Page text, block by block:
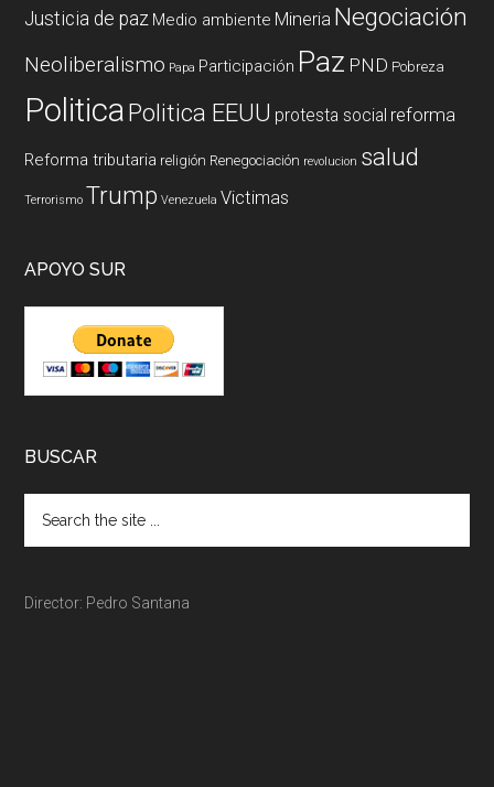
Justicia de paz Medio ambiente Mineria Negociación
Neoliberalismo Papa Participación Paz PND Pobreza
PoliticaPolitica EEUU protesta social reforma
Reforma tributaria religión Renegociación revolucion salud
Terrorismo Trump Venezuela Victimas
APOYO SUR
BUSCAR
Director: Pedro Santana